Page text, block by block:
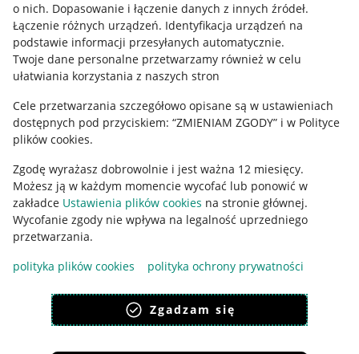
o nich. Dopasowanie i łączenie danych z innych źródeł.
Łączenie różnych urządzeń. Identyfikacja urządzeń na
podstawie informacji przesyłanych automatycznie.
Twoje dane personalne przetwarzamy również w celu
ułatwiania korzystania z naszych stron
Cele przetwarzania szczegółowo opisane są w ustawieniach
dostępnych pod przyciskiem: “ZMIENIAM ZGODY” i w Polityce
plików cookies.
Zgodę wyrażasz dobrowolnie i jest ważna 12 miesięcy.
Możesz ją w każdym momencie wycofać lub ponowić w
zakładce Ustawienia plików cookies na stronie głównej.
Wycofanie zgody nie wpływa na legalność uprzedniego
przetwarzania.
polityka plików cookies
polityka ochrony prywatności
Zgadzam się
Regulamin
Polityka plików "cookies"
Ustawienia plików "cookies"
Udostępnianie lokalizacji
Informacje dla Aktu o Usługach Cyfrowych
Pobierz aplikację